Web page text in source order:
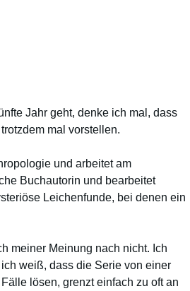
Jahr geht, denke ich mal, dass
mal vorstellen.
und arbeitet am
Buchautorin und bearbeitet
Leichenfunde, bei denen ein
meiner Meinung nach nicht. Ich
weiß, dass die Serie von einer
lösen, grenzt einfach zu oft an